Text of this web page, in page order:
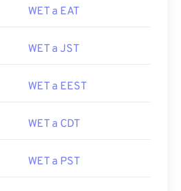
WET a EAT
WET a JST
WET a EEST
WET a CDT
WET a PST